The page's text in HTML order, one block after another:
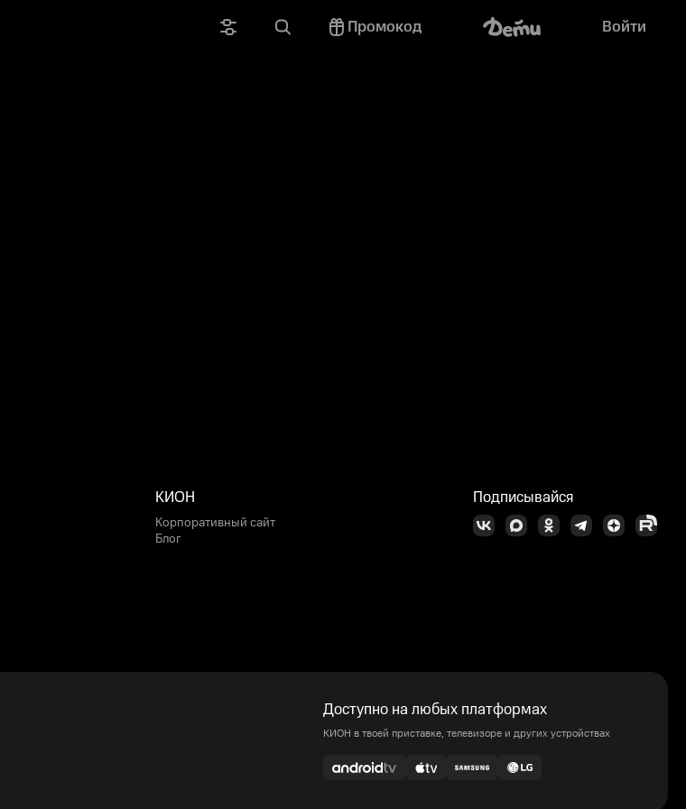
Промокод Войти
КИОН
Корпоративный сайт
Блог
Подписывайся
Доступно на любых платформах
КИОН в твоей приставке, телевизоре и других устройствах